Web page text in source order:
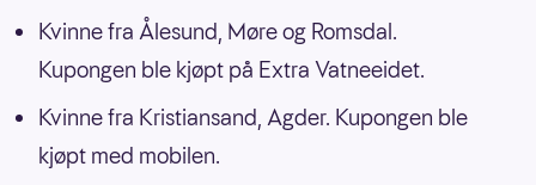
Kvinne fra Ålesund, Møre og Romsdal.
Kupongen ble kjøpt på Extra Vatneeidet.
Kvinne fra Kristiansand, Agder. Kupongen ble
kjøpt med mobilen.